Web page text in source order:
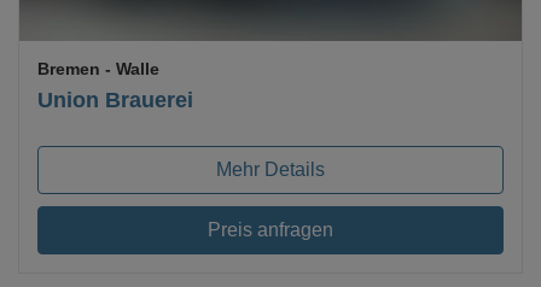
Union Brauerei
Bremen - Walle
Mehr Details
Preis anfragen